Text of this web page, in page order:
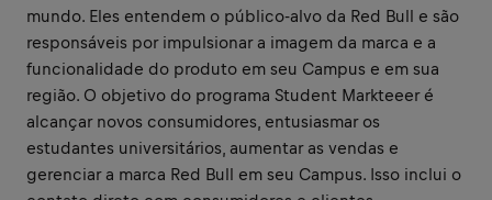
mundo. Eles entendem o público-alvo da Red Bull e são
responsáveis por impulsionar a imagem da marca e a
funcionalidade do produto em seu Campus e em sua
região. O objetivo do programa Student Markteeer é
alcançar novos consumidores, entusiasmar os
estudantes universitários, aumentar as vendas e
gerenciar a marca Red Bull em seu Campus. Isso inclui o